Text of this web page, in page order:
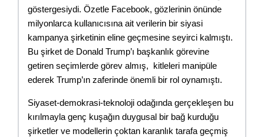
göstergesiydi. Özetle Facebook, gözlerinin önünde
milyonlarca kullanıcısına ait verilerin bir siyasi
kampanya şirketinin eline geçmesine seyirci kalmıştı.
Bu şirket de Donald Trump’ı başkanlık görevine
getiren seçimlerde görev almış,  kitleleri manipüle
ederek Trump’ın zaferinde önemli bir rol oynamıştı.
Siyaset-demokrasi-teknoloji odağında gerçekleşen bu
kırılmayla genç kuşağın duygusal bir bağ kurduğu
şirketler ve modellerin çoktan karanlık tarafa geçmiş